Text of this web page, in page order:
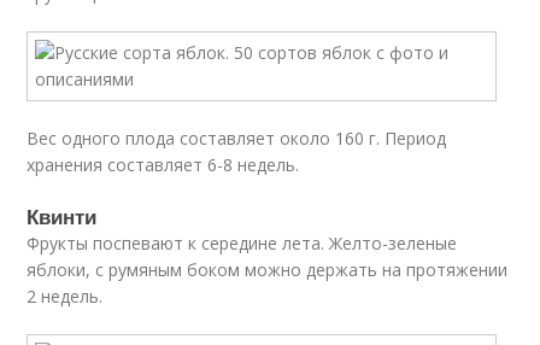
Вес одного плода составляет около 160 г. Период
хранения составляет 6-8 недель.
Квинти
Фрукты поспевают к середине лета. Желто-зеленые
яблоки, с румяным боком можно держать на протяжении
2 недель.